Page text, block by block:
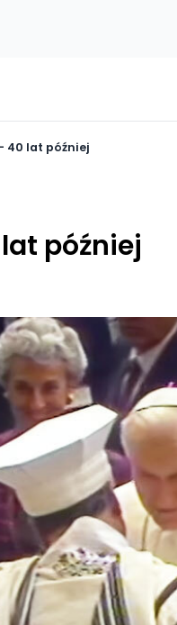
40 lat później
później